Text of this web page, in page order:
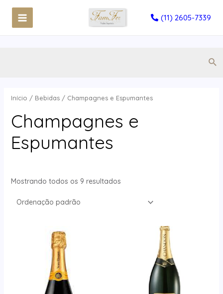
(11) 2605-7339
Início / Bebidas/ Champagnes e Espumantes
Champagnes e
Espumantes
Mostrando todos os 9 resultados